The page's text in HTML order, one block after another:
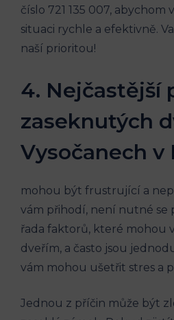
číslo 721 135 007, abychom
situaci rychle a efektivně.
naší prioritou!
4. Nejčastější
zaseknutých
Vysočanech v
mohou být frustrující a
vám přihodí, není nutné se
řada faktorů, které mohou
dveřím, a často jsou
vám mohou ušetřit stres a
Jednou z příčin může být